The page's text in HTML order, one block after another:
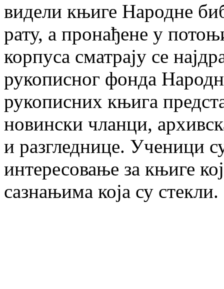
видели књиге Народне
рату, а пронађене у
корпуса сматрају се
рукописног фонда
рукописних књига
новински чланци,
и разгледнице. Ученици
интересовање за књиге
сазнањима која су стекли.